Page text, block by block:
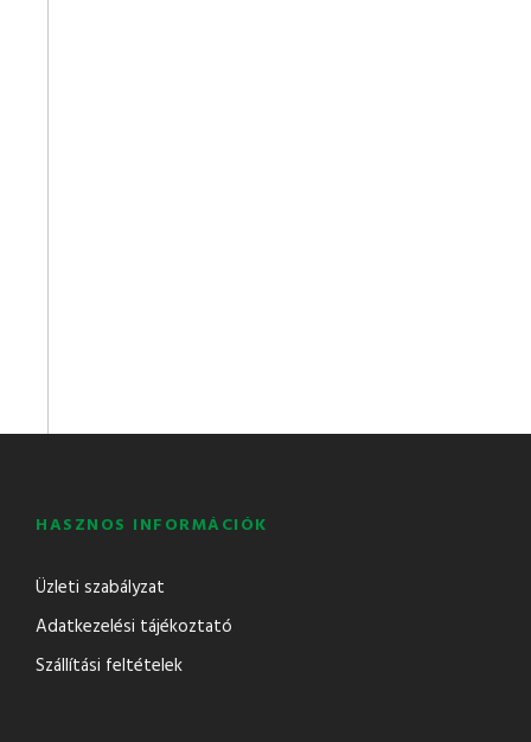
HASZNOS INFORMÁCIÓK
Üzleti szabályzat
Adatkezelési tájékoztató
Szállítási feltételek